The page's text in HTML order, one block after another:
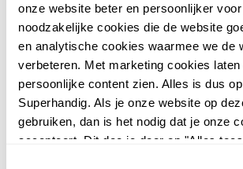
onze website beter en persoonlijker
noodzakelijke cookies die de website
en analytische cookies waarmee we de
verbeteren. Met marketing cookies laten
persoonlijke content zien. Alles is dus
Superhandig. Als je onze website op
gebruiken, dan is het nodig dat je onze
accepteert. Dit doe je door op "Alles